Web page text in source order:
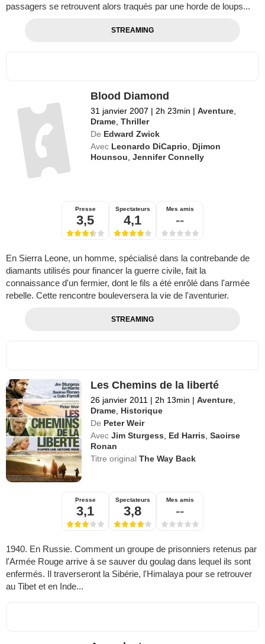
passagers se retrouvent alors traqués par une horde de loups...
STREAMING
Blood Diamond
31 janvier 2007 | 2h 23min | Aventure,
Drame, Thriller
De Edward Zwick
Avec Leonardo DiCaprio, Djimon
Hounsou,Jennifer Connelly
3,5
Spectateurs
4,1 --
En Sierra Leone, un homme, spécialisé dans la contrebande de
diamants utilisés pour financer la guerre civile, fait la
connaissance d'un fermier, dont le fils a été enrôlé dans l'armée
rebelle. Cette rencontre bouleversera la vie de l'aventurier.
STREAMING
Les Chemins de la liberté
26 janvier 2011 | 2h 13min | Aventure,
Drame, Historique
De Peter Weir
Avec Jim Sturgess, Ed Harris,Saoirse
Ronan
Titre original The Way Back
3,1
Spectateurs
3,8 --
1940. En Russie. Comment un groupe de prisonniers retenus par
l'Armée Rouge arrive à se sauver du goulag dans lequel ils sont
enfermés. Il traverseront la Sibérie, l'Himalaya pour se retrouver
au Tibet et en Inde...